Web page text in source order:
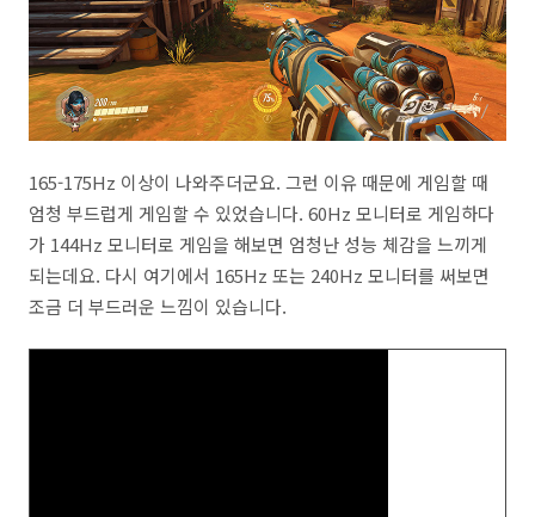
165-175Hz 이상이 나와주더군요. 그런 이유 때문에 게임할 때
엄청 부드럽게 게임할 수 있었습니다. 60Hz 모니터로 게임하다
가 144Hz 모니터로 게임을 해보면 엄청난 성능 체감을 느끼게
되는데요. 다시 여기에서 165Hz 또는 240Hz 모니터를 써보면
조금 더 부드러운 느낌이 있습니다.